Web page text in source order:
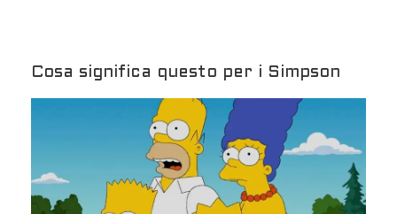
Cosa significa questo per i Simpson